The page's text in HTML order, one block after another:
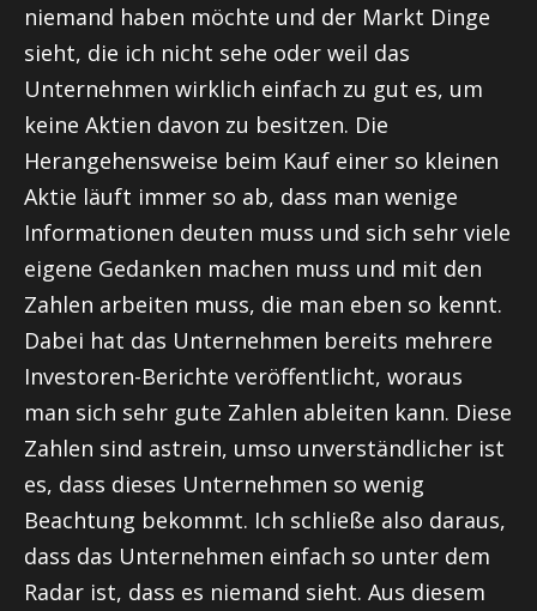
niemand haben möchte und der Markt Dinge
sieht, die ich nicht sehe oder weil das
Unternehmen wirklich einfach zu gut es, um
keine Aktien davon zu besitzen. Die
Herangehensweise beim Kauf einer so kleinen
Aktie läuft immer so ab, dass man wenige
Informationen deuten muss und sich sehr viele
eigene Gedanken machen muss und mit den
Zahlen arbeiten muss, die man eben so kennt.
Dabei hat das Unternehmen bereits mehrere
Investoren-Berichte veröffentlicht, woraus
man sich sehr gute Zahlen ableiten kann. Diese
Zahlen sind astrein, umso unverständlicher ist
es, dass dieses Unternehmen so wenig
Beachtung bekommt. Ich schließe also daraus,
dass das Unternehmen einfach so unter dem
Radar ist, dass es niemand sieht. Aus diesem